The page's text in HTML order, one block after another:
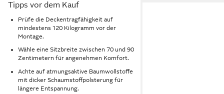
Tipps vor dem Kauf
Prüfe die Deckentragfähigkeit auf
mindestens 120 Kilogramm vor der
Montage.
Wähle eine Sitzbreite zwischen 70 und 90
Zentimetern für angenehmen Komfort.
Achte auf atmungsaktive Baumwollstoffe
mit dicker Schaumstoffpolsterung für
längere Entspannung.